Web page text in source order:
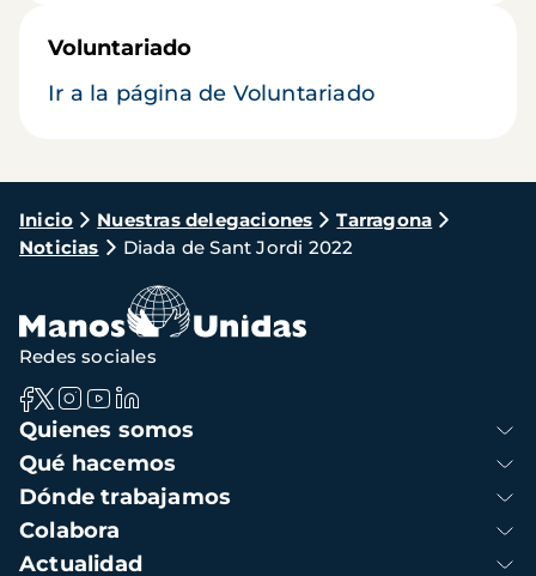
Voluntariado
Ir a la página de Voluntariado
Ruta
de
navegación
Inicio Nuestras delegaciones
Tarragona
Noticias
Diada de Sant Jordi 2022
Navegación
principal
Quienes somos
Qué hacemos
Dónde trabajamos
Colabora
Actualidad
Redes sociales